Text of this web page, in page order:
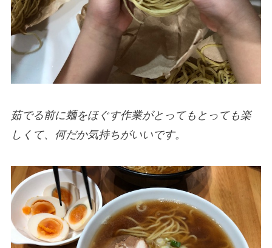
茹でる前に麺をほぐす作業がとってもとっても楽
しくて、何だか気持ちがいいです。